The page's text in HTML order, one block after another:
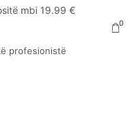
mbi 19.99 €
0
profesionistë